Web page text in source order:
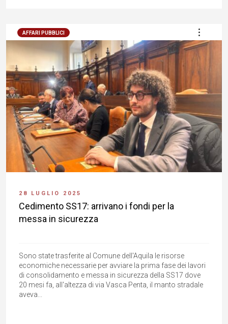
AFFARI PUBBLICI
28 LUGLIO 2025
Cedimento SS17: arrivano i fondi per la
messa in sicurezza
Sono state trasferite al Comune dell'Aquila le risorse
economiche necessarie per avviare la prima fase dei lavori
di consolidamento e messa in sicurezza della SS17 dove
20 mesi fa, all'altezza di via Vasca Penta, il manto stradale
aveva...